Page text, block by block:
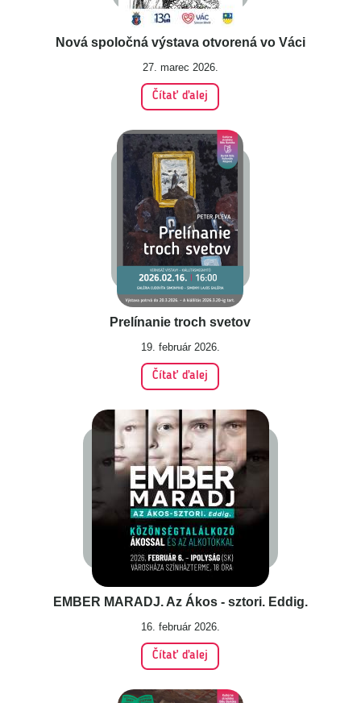
Nová spoločná výstava otvorená vo Váci
27. marec 2026.
Čítať ďalej
Prelínanie troch svetov
19. február 2026.
Čítať ďalej
EMBER MARADJ. Az Ákos - sztori. Eddig.
16. február 2026.
Čítať ďalej